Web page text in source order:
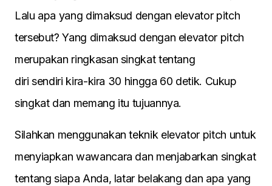
Lalu apa yang dimaksud dengan elevator pitch
tersebut? Yang dimaksud dengan elevator pitch
merupakan ringkasan singkat tentang
diri sendiri kira-kira 30 hingga 60 detik. Cukup
singkat dan memang itu tujuannya.
Silahkan menggunakan teknik elevator pitch untuk
menyiapkan wawancara dan menjabarkan singkat
tentang siapa Anda, latar belakang dan apa yang